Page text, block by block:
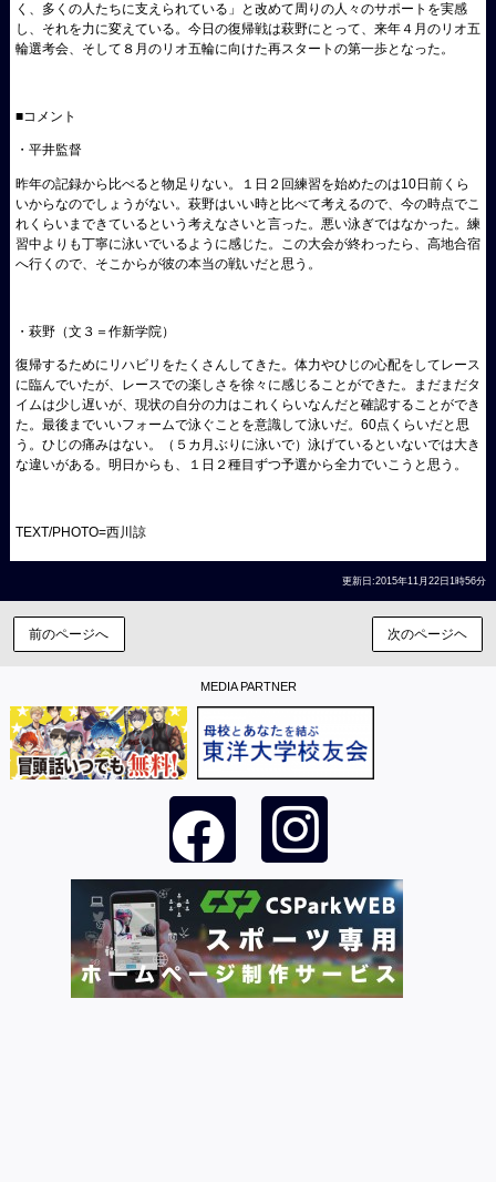
く、多くの人たちに支えられている」と改めて周りの人々のサポートを実感
し、それを力に変えている。今日の復帰戦は萩野にとって、来年４月のリオ五
輪選考会、そして８月のリオ五輪に向けた再スタートの第一歩となった。
■コメント
・平井監督
昨年の記録から比べると物足りない。１日２回練習を始めたのは10日前くら
いからなのでしょうがない。萩野はいい時と比べて考えるので、今の時点でこ
れくらいまできているという考えなさいと言った。悪い泳ぎではなかった。練
習中よりも丁寧に泳いでいるように感じた。この大会が終わったら、高地合宿
へ行くので、そこからが彼の本当の戦いだと思う。
・萩野（文３＝作新学院）
復帰するためにリハビリをたくさんしてきた。体力やひじの心配をしてレース
に臨んでいたが、レースでの楽しさを徐々に感じることができた。まだまだタ
イムは少し遅いが、現状の自分の力はこれくらいなんだと確認することができ
た。最後までいいフォームで泳ぐことを意識して泳いだ。60点くらいだと思
う。ひじの痛みはない。（５カ月ぶりに泳いで）泳げているといないでは大き
な違いがある。明日からも、１日２種目ずつ予選から全力でいこうと思う。
TEXT/PHOTO=西川諒
更新日:2015年11月22日1時56分
前のページへ 次のページヘ
MEDIA PARTNER